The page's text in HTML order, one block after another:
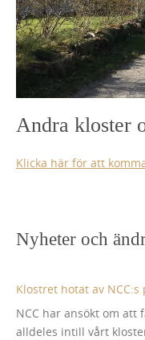
Andra kloster
Klicka här för att
Nyheter och
Klostret hotat av
NCC har ansökt om
alldeles intill vårt